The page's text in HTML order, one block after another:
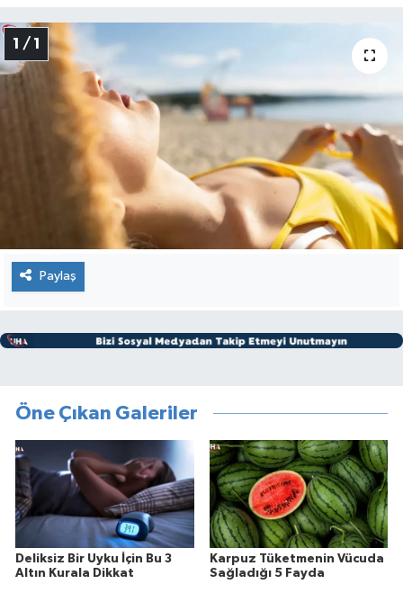
1 / 1
Paylaş
Öne Çıkan Galeriler
Deliksiz Bir Uyku İçin Bu 3
Altın Kurala Dikkat
Karpuz Tüketmenin Vücuda
Sağladığı 5 Fayda